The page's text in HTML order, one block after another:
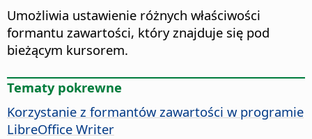
Umożliwia ustawienie różnych właściwości
formantu zawartości, który znajduje się pod
bieżącym kursorem.
Tematy pokrewne
Korzystanie z formantów zawartości w programie
LibreOffice Writer